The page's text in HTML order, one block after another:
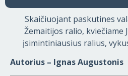
Skaičiuojant paskutines
Žemaitijos ralio, kviečiame
įsimintiniausius ralius,
Autorius – Ignas Augustonis